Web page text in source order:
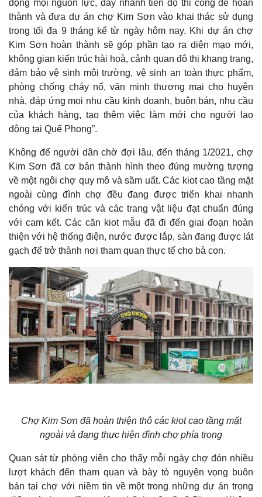
động mọi nguồn lực, đẩy nhanh tiến độ thi công để hoàn
thành và đưa dự án chợ Kim Sơn vào khai thác sử dụng
trong tối đa 9 tháng kể từ ngày hôm nay. Khi dự án chợ
Kim Sơn hoàn thành sẽ góp phần tạo ra diện mạo mới,
không gian kiến trúc hài hoà, cảnh quan đô thị khang trang,
đảm bảo vệ sinh môi trường, vệ sinh an toàn thực phẩm,
phòng chống cháy nổ, văn minh thương mại cho huyện
nhà, đáp ứng mọi nhu cầu kinh doanh, buôn bán, nhu cầu
của khách hàng, tạo thêm việc làm mới cho người lao
động tại Quế Phong”.
Không để người dân chờ đợi lâu, đến tháng 1/2021, chợ
Kim Sơn đã cơ bản thành hình theo đúng mường tượng
về một ngôi chợ quy mô và sầm uất. Các kiot cao tầng mặt
ngoài cùng đình chợ đều đang được triển khai nhanh
chóng với kiến trúc và các trang vật liệu đạt chuẩn đúng
với cam kết. Các căn kiot mẫu đã đi đến giai đoạn hoàn
thiện với hệ thống điện, nước được lắp, sàn đang được lát
gạch để trở thành nơi tham quan thực tế cho bà con.
Chợ Kim Sơn đã hoàn thiện thô các kiot cao tầng mặt
ngoài và đang thực hiện đình chợ phía trong
Quan sát từ phóng viên cho thấy mỗi ngày chợ đón nhiều
lượt khách đến tham quan và bày tỏ nguyện vọng buôn
bán tại chợ với niềm tin về một trong những dự án trọng